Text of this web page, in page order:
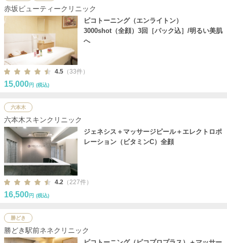
赤坂ビューティークリニック
ピコトーニング（エンライトン）
3000shot（全顔）3回［パック込］/明るい美肌
へ
4.5 （33件）
15,000円 (税込)
六本木
六本木スキンクリニック
ジェネシス＋マッサージピール＋エレクトロポ
レーション（ビタミンC）全顔
4.2 （227件）
16,500円 (税込)
勝どき
勝どき駅前ネネクリニック